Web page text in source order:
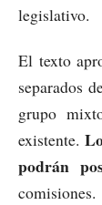
legislativo.
El texto
separados
grupo
existente.
podrán
comisiones.